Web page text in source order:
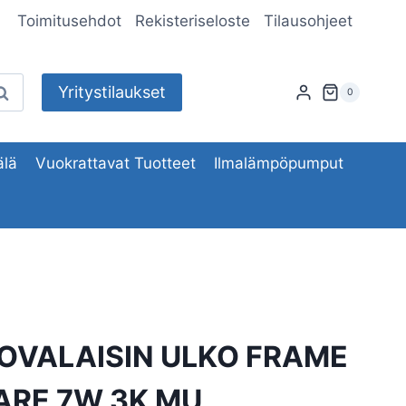
Toimitusehdot Rekisteriseloste Tilausohjeet
Yritystilaukset 0
Vuokrattavat Tuotteet Ilmalämpöpumput
ULKO FRAME